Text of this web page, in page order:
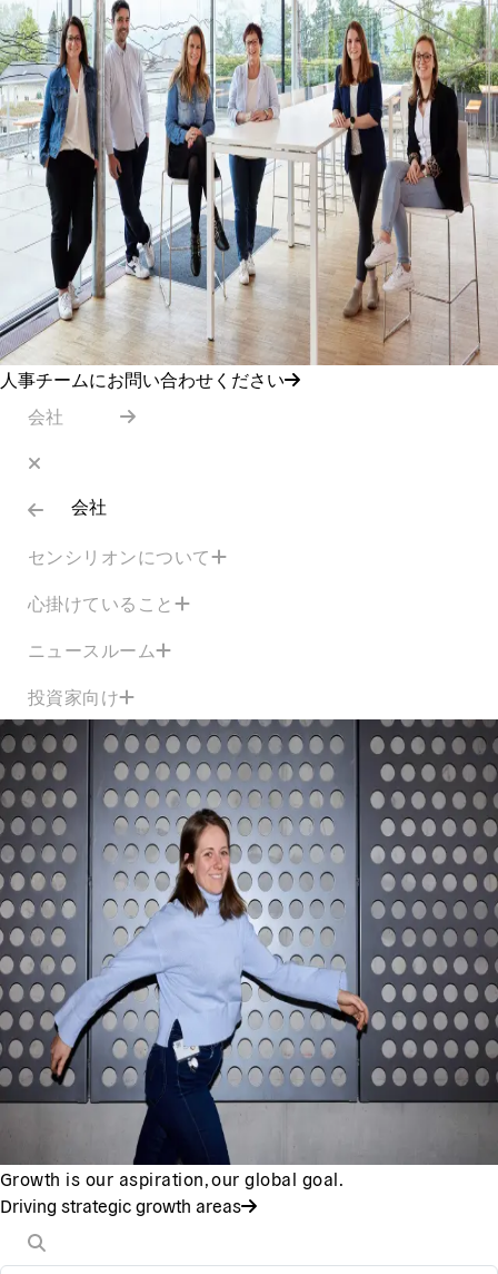
人事チームにお問い合わせください
会社
会社
センシリオンについて
心掛けていること
ニュースルーム
投資家向け
Growth is our aspiration, our global goal.
Driving strategic growth areas